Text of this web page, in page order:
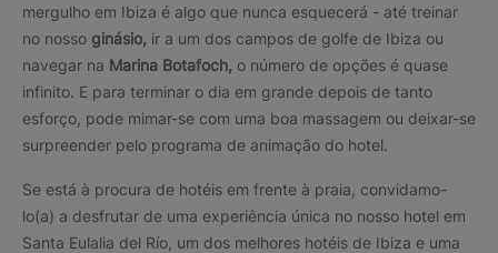
mergulho em Ibiza é algo que nunca esquecerá - até treinar
no nosso ginásio, ir a um dos campos de golfe de Ibiza ou
navegar na Marina Botafoch, o número de opções é quase
infinito. E para terminar o dia em grande depois de tanto
esforço, pode mimar-se com uma boa massagem ou deixar-se
surpreender pelo programa de animação do hotel.
Se está à procura de hotéis em frente à praia, convidamo-
lo(a) a desfrutar de uma experiência única no nosso hotel em
Santa Eulalia del Río, um dos melhores hotéis de Ibiza e uma